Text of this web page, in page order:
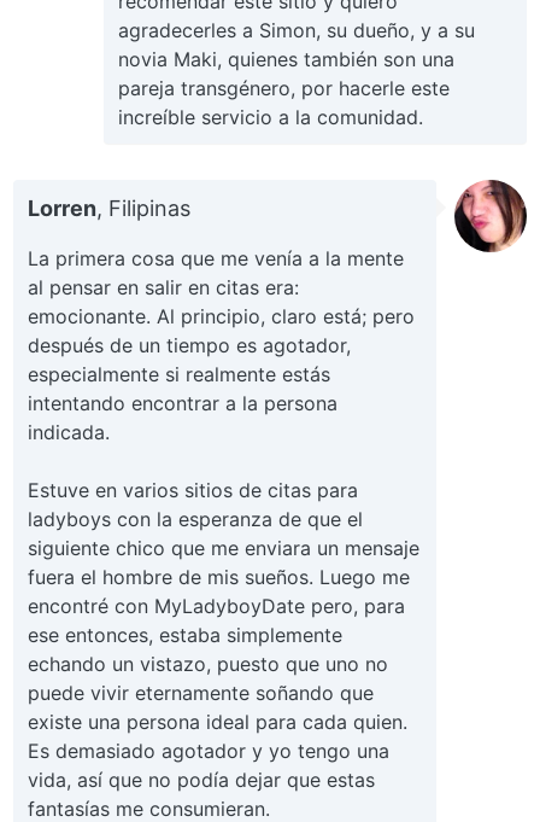
agradecerles a Simon, su dueño, y a su
novia Maki, quienes también son una
pareja transgénero, por hacerle este
increíble servicio a la comunidad.
Lorren, Filipinas
La primera cosa que me venía a la mente
al pensar en salir en citas era:
emocionante. Al principio, claro está; pero
después de un tiempo es agotador,
especialmente si realmente estás
intentando encontrar a la persona
indicada.
Estuve en varios sitios de citas para
ladyboys con la esperanza de que el
siguiente chico que me enviara un mensaje
fuera el hombre de mis sueños. Luego me
encontré con MyLadyboyDate pero, para
ese entonces, estaba simplemente
echando un vistazo, puesto que uno no
puede vivir eternamente soñando que
existe una persona ideal para cada quien.
Es demasiado agotador y yo tengo una
vida, así que no podía dejar que estas
fantasías me consumieran.